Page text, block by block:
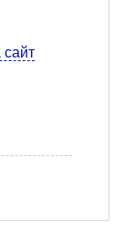
сайт